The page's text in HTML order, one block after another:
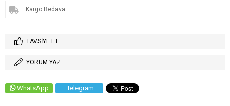
Kargo Bedava
TAVSIYE ET
YORUM YAZ
WhatsApp Telegram